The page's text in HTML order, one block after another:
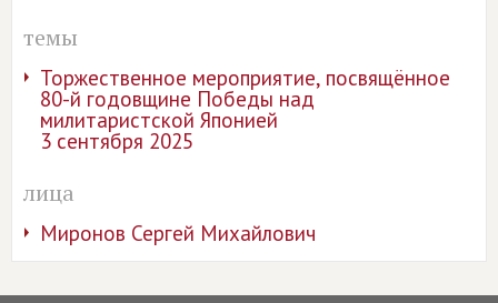
темы
Торжественное мероприятие, посвящённое
80-й годовщине Победы над
милитаристской Японией
3 сентября 2025
лица
Миронов Сергей Михайлович